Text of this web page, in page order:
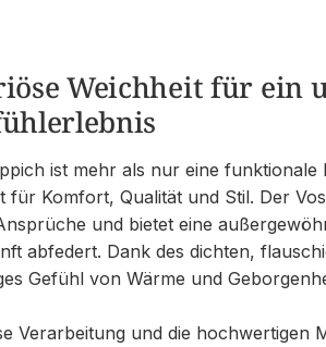
Weichheit für ein
ist mehr als nur eine funktionale
für Komfort, Qualität und Stil. Der
und bietet eine
abfedert. Dank des dichten,
Gefühl von Wärme und
Verarbeitung und die hochwertigen